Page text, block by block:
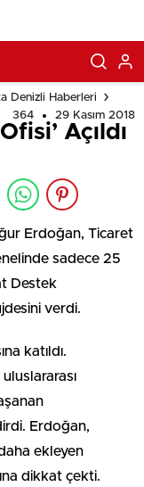
Denizli Haberleri
364
29 Kasım 2018
Açıldı
Erdoğan, Ticaret
sadece 25
Destek
verdi.
katıldı.
Erdoğan,
ekleyen
dikkat çekti.